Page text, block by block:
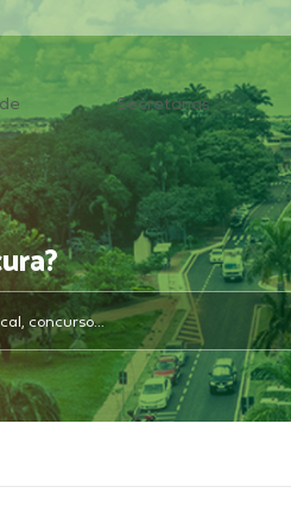
Secretarias